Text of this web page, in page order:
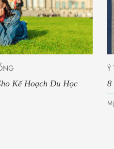
Kế Hoạch Du Học
Ý
8